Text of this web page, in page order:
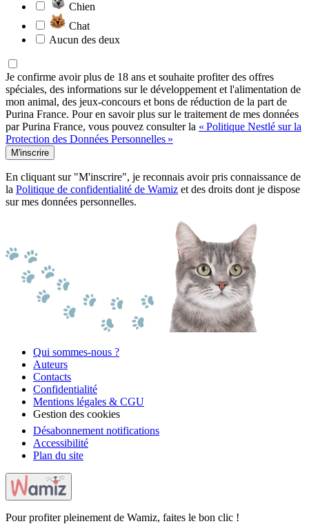
Chien
Chat
Aucun des deux
Je confirme avoir plus de 18 ans et souhaite profiter des offres
spéciales, des informations sur le développement et l'alimentation de
mon animal, des jeux-concours et bons de réduction de la part de
Purina France. Pour en savoir plus sur le traitement de mes données
par Purina France, vous pouvez consulter la « Politique Nestlé sur la
Protection des Données Personnelles »
M'inscrire
En cliquant sur "M'inscrire", je reconnais avoir pris connaissance de
la Politique de confidentialité de Wamiz et des droits dont je dispose
sur mes données personnelles.
Qui sommes-nous ?
Auteurs
Contacts
Confidentialité
Mentions légales & CGU
Gestion des cookies
Désabonnement notifications
Accessibilité
Plan du site
Pour profiter pleinement de Wamiz, faites le bon clic !